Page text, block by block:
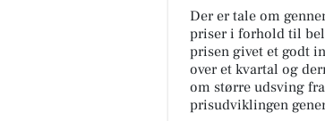
Der er tale om
priser i forhold til
prisen givet et godt
over et kvartal og
om større udsving
prisudviklingen
TT CARS